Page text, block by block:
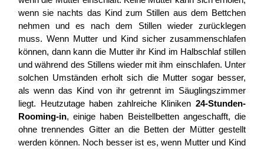
wenn sie nachts das Kind zum Stillen aus dem Bettchen
nehmen und es nach dem Stillen wieder zurücklegen
muss. Wenn Mutter und Kind sicher zusammenschlafen
können, dann kann die Mutter ihr Kind im Halbschlaf stillen
und während des Stillens wieder mit ihm einschlafen. Unter
solchen Umständen erholt sich die Mutter sogar besser,
als wenn das Kind von ihr getrennt im Säuglingszimmer
liegt. Heutzutage haben zahlreiche Kliniken 24-Stunden-
Rooming-in, einige haben Beistellbetten angeschafft, die
ohne trennendes Gitter an die Betten der Mütter gestellt
werden können. Noch besser ist es, wenn Mutter und Kind